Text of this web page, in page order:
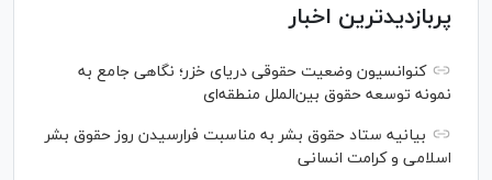
پربازدیدترین اخبار
کنوانسیون وضعیت حقوقی دریای خزر؛ نگاهی جامع به
نمونه توسعه حقوق بین‌الملل منطقه‌ای
بیانیه ستاد حقوق بشر به مناسبت فرارسیدن روز حقوق بشر
اسلامی و کرامت انسانی